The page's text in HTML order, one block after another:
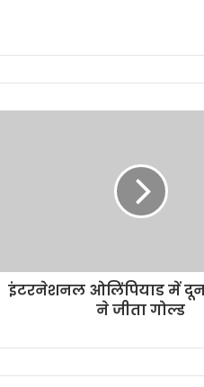
इंटरनेशनल ओलिंपियाड में दून
ने जीता गोल्ड